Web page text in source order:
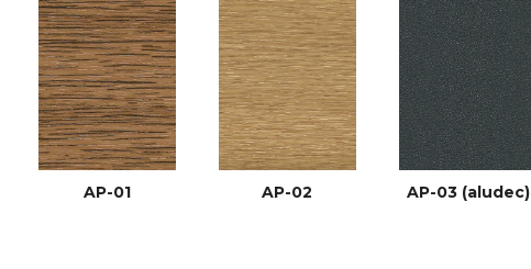
AP-01 AP-02 AP-03 (aludec)